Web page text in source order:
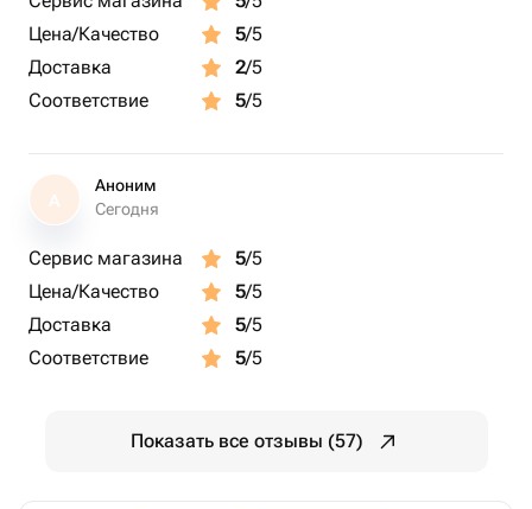
Цена/Качество
5/5
Доставка
2/5
Соответствие
5/5
А
Аноним
Сегодня
Сервис магазина 5/5
Цена/Качество
5/5
Доставка
5/5
Соответствие
5/5
Показать все отзывы (57)